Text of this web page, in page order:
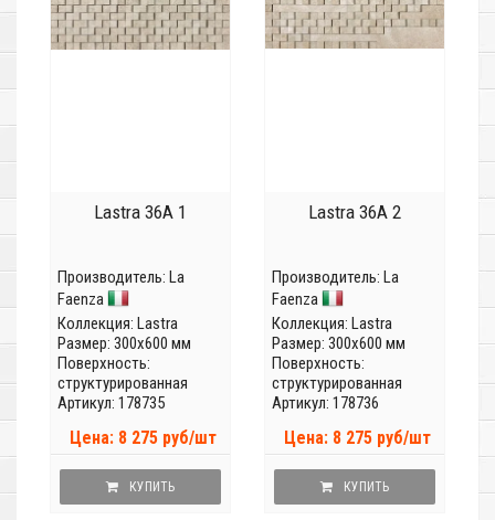
Lastra 36A 1
Производитель: La
Faenza
Коллекция: Lastra
Размер: 300x600 мм
Поверхность:
структурированная
Артикул: 178735
Цена: 8 275 руб/шт
КУПИТЬ
Lastra 36A 2
Производитель: La
Faenza
Коллекция: Lastra
Размер: 300x600 мм
Поверхность:
структурированная
Артикул: 178736
Цена: 8 275 руб/шт
КУПИТЬ